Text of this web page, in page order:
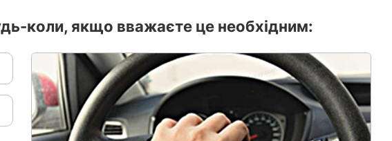
коли, якщо вважаєте це необхідним: